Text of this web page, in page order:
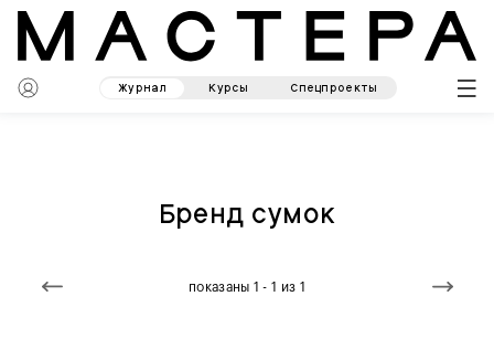
Журнал Курсы Спецпроекты
Бренд сумок
показаны 1 - 1 из 1